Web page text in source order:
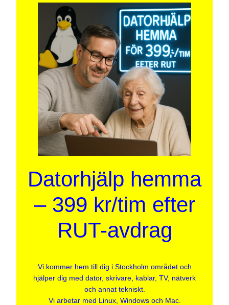
Datorhjälp hemma
– 399 kr/tim efter
RUT-avdrag
Vi kommer hem till dig i Stockholm området och
hjälper dig med dator, skrivare, kablar, TV, nätverk
och annat tekniskt.
Vi arbetar med Linux, Windows och Mac.